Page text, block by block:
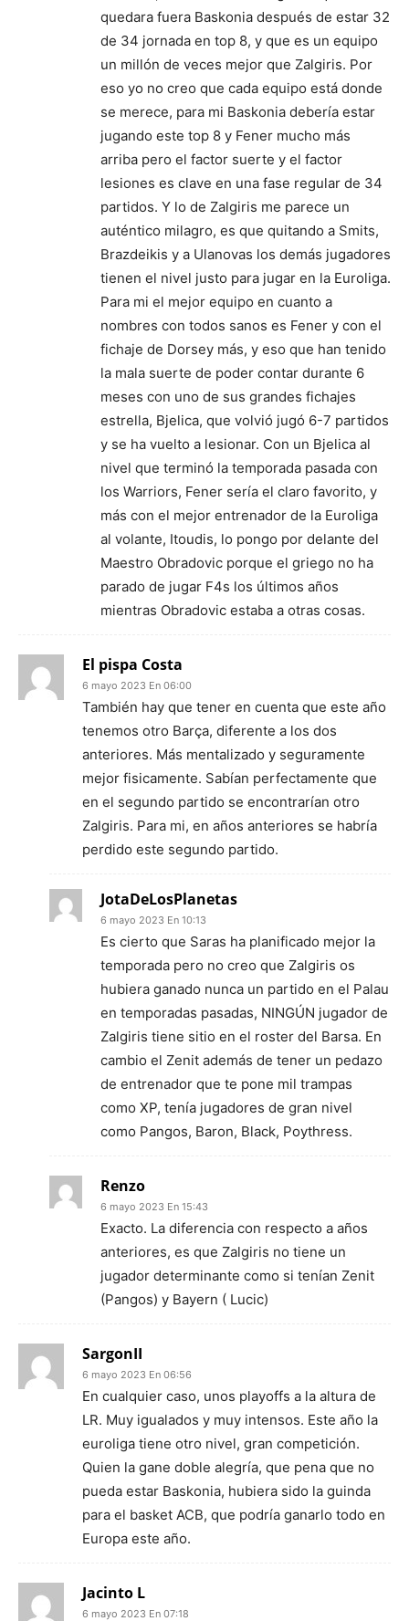
quedara fuera Baskonia después de estar 32
de 34 jornada en top 8, y que es un equipo
un millón de veces mejor que Zalgiris. Por
eso yo no creo que cada equipo está donde
se merece, para mi Baskonia debería estar
jugando este top 8 y Fener mucho más
arriba pero el factor suerte y el factor
lesiones es clave en una fase regular de 34
partidos. Y lo de Zalgiris me parece un
auténtico milagro, es que quitando a Smits,
Brazdeikis y a Ulanovas los demás jugadores
tienen el nivel justo para jugar en la Euroliga.
Para mi el mejor equipo en cuanto a
nombres con todos sanos es Fener y con el
fichaje de Dorsey más, y eso que han tenido
la mala suerte de poder contar durante 6
meses con uno de sus grandes fichajes
estrella, Bjelica, que volvió jugó 6-7 partidos
y se ha vuelto a lesionar. Con un Bjelica al
nivel que terminó la temporada pasada con
los Warriors, Fener sería el claro favorito, y
más con el mejor entrenador de la Euroliga
al volante, Itoudis, lo pongo por delante del
Maestro Obradovic porque el griego no ha
parado de jugar F4s los últimos años
mientras Obradovic estaba a otras cosas.
El pispa Costa
6 mayo 2023 En 06:00
También hay que tener en cuenta que este año
tenemos otro Barça, diferente a los dos
anteriores. Más mentalizado y seguramente
mejor fisicamente. Sabían perfectamente que
en el segundo partido se encontrarían otro
Zalgiris. Para mi, en años anteriores se habría
perdido este segundo partido.
JotaDeLosPlanetas
6 mayo 2023 En 10:13
Es cierto que Saras ha planificado mejor la
temporada pero no creo que Zalgiris os
hubiera ganado nunca un partido en el Palau
en temporadas pasadas, NINGÚN jugador de
Zalgiris tiene sitio en el roster del Barsa. En
cambio el Zenit además de tener un pedazo
de entrenador que te pone mil trampas
como XP, tenía jugadores de gran nivel
como Pangos, Baron, Black, Poythress.
Renzo
6 mayo 2023 En 15:43
Exacto. La diferencia con respecto a años
anteriores, es que Zalgiris no tiene un
jugador determinante como si tenían Zenit
(Pangos) y Bayern ( Lucic)
SargonII
6 mayo 2023 En 06:56
En cualquier caso, unos playoffs a la altura de
LR. Muy igualados y muy intensos. Este año la
euroliga tiene otro nivel, gran competición.
Quien la gane doble alegría, que pena que no
pueda estar Baskonia, hubiera sido la guinda
para el basket ACB, que podría ganarlo todo en
Europa este año.
Jacinto L
6 mayo 2023 En 07:18